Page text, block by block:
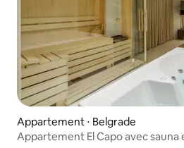
Appartement ⋅ Belgrade
Appartement El Capo avec sauna